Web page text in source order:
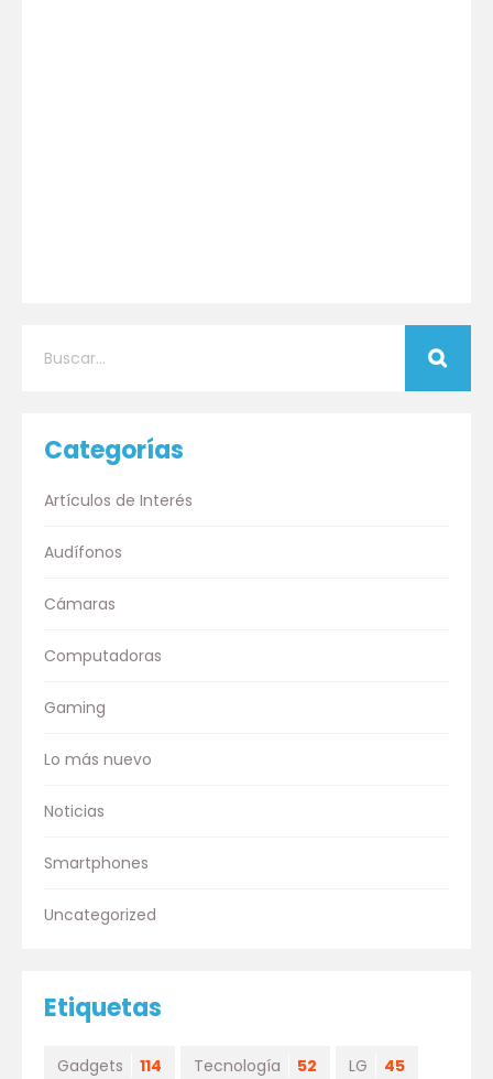
Categorías
Artículos de Interés
Audífonos
Cámaras
Computadoras
Gaming
Lo más nuevo
Noticias
Smartphones
Uncategorized
Etiquetas
Gadgets 114 Tecnología 52 LG 45